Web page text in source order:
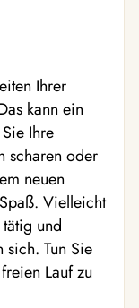
Ihrer
kann ein
Ihre
scharen oder
neuen
Vielleicht
und
sich. Tun Sie
Lauf zu